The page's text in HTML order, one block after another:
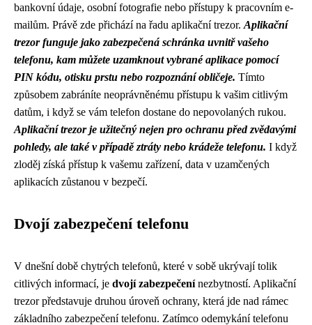
bankovní údaje, osobní fotografie nebo přístupy k pracovním e-
mailům. Právě zde přichází na řadu aplikační trezor. Aplikační
trezor funguje jako zabezpečená schránka uvnitř vašeho
telefonu, kam můžete uzamknout vybrané aplikace pomocí
PIN kódu, otisku prstu nebo rozpoznání obličeje. Tímto
způsobem zabráníte neoprávněnému přístupu k vašim citlivým
datům, i když se vám telefon dostane do nepovolaných rukou.
Aplikační trezor je užitečný nejen pro ochranu před zvědavými
pohledy, ale také v případě ztráty nebo krádeže telefonu. I když
zloděj získá přístup k vašemu zařízení, data v uzamčených
aplikacích zůstanou v bezpečí.
Dvojí zabezpečení telefonu
V dnešní době chytrých telefonů, které v sobě ukrývají tolik
citlivých informací, je dvojí zabezpečenínezbytností. Aplikační
trezor představuje druhou úroveň ochrany, která jde nad rámec
základního zabezpečení telefonu. Zatímco odemykání telefonu